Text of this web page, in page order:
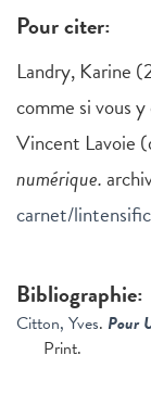
Pour citer:
Landry, Karine
comme si vous
Vincent Lavoie
numérique.
carnet/
Bibliographie:
Citton, Yves. Pour
Print.